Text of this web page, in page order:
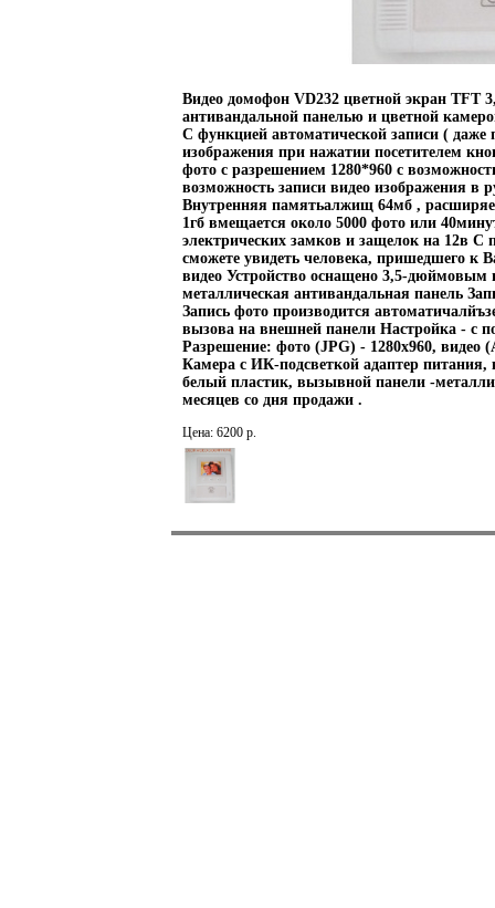
Видео домофон VD232 цветной экран TFT
антивандальной панелью и цветной
С функцией автоматической записи ( даже
изображения при нажатии посетителем
фото с разрешением 1280*960 с
возможность записи видео изображения в
Внутренняя памятьалжищ 64мб ,
1гб вмещается около 5000 фото или
электрических замков и защелок на 12в С
сможете увидеть человека, пришедшего к
видео Устройство оснащено 3,5-
металлическая антивандальная панель
Запись фото производится
вызова на внешней панели Настройка - с
Разрешение: фото (JPG) - 1280х960, видео
Камера с ИК-подсветкой адаптер
белый пластик, вызывной панели -
месяцев со дня продажи .
Цена: 6200 р.